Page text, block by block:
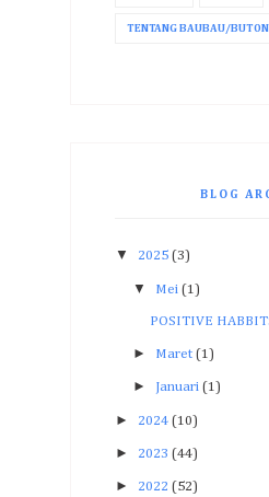
TENTANG BAUBAU/BUTON
BLOG
▼ 2025 (3)
▼ Mei (1)
POSITIVE
► Maret (1)
► Januari (1)
► 2024 (10)
► 2023 (44)
► 2022 (52)